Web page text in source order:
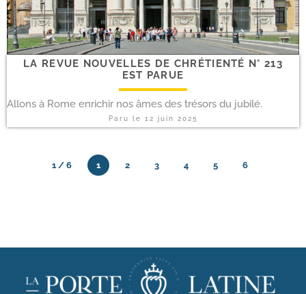
LA REVUE NOUVELLES DE CHRÉTIENTÉ N° 213
EST PARUE
Allons à Rome enrichir nos âmes des trésors du jubilé.
Paru le 12 juin 2025
1 / 6 1 2 3 4 5 6